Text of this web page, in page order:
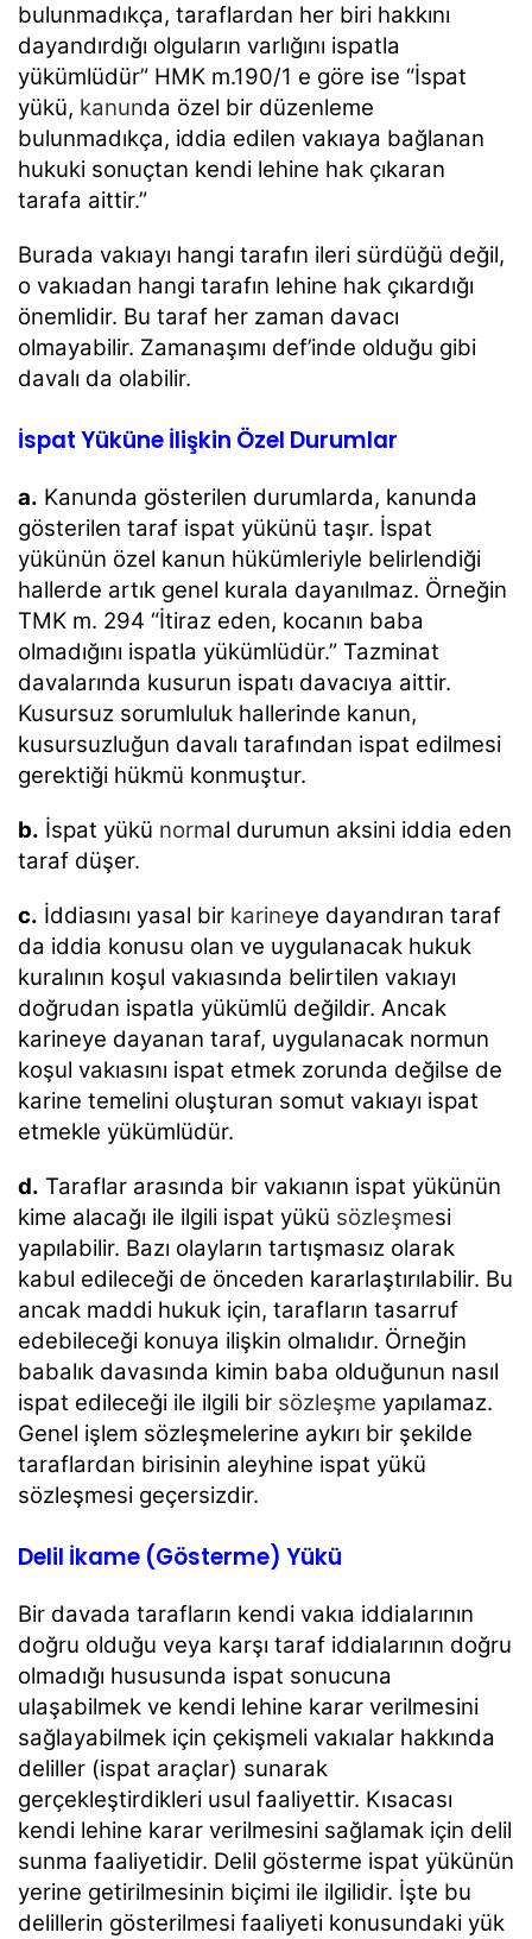
bulunmadıkça, taraflardan her biri hakkını
dayandırdığı olguların varlığını ispatla
yükümlüdür” HMK m.190/1 e göre ise “İspat
yükü, kanunda özel bir düzenleme
bulunmadıkça, iddia edilen vakıaya bağlanan
hukuki sonuçtan kendi lehine hak çıkaran
tarafa aittir.”
Burada vakıayı hangi tarafın ileri sürdüğü değil,
o vakıadan hangi tarafın lehine hak çıkardığı
önemlidir. Bu taraf her zaman davacı
olmayabilir. Zamanaşımı def’inde olduğu gibi
davalı da olabilir.
İspat Yüküne İlişkin Özel Durumlar
a. Kanunda gösterilen durumlarda, kanunda
gösterilen taraf ispat yükünü taşır. İspat
yükünün özel kanun hükümleriyle belirlendiği
hallerde artık genel kurala dayanılmaz. Örneğin
TMK m. 294 “İtiraz eden, kocanın baba
olmadığını ispatla yükümlüdür.” Tazminat
davalarında kusurun ispatı davacıya aittir.
Kusursuz sorumluluk hallerinde kanun,
kusursuzluğun davalı tarafından ispat edilmesi
gerektiği hükmü konmuştur.
b. İspat yükü normal durumun aksini iddia eden
taraf düşer.
c. İddiasını yasal bir karineye dayandıran taraf
da iddia konusu olan ve uygulanacak hukuk
kuralının koşul vakıasında belirtilen vakıayı
doğrudan ispatla yükümlü değildir. Ancak
karineye dayanan taraf, uygulanacak normun
koşul vakıasını ispat etmek zorunda değilse de
karine temelini oluşturan somut vakıayı ispat
etmekle yükümlüdür.
d. Taraflar arasında bir vakıanın ispat yükünün
kime alacağı ile ilgili ispat yükü sözleşmesi
yapılabilir. Bazı olayların tartışmasız olarak
kabul edileceği de önceden kararlaştırılabilir. Bu
ancak maddi hukuk için, tarafların tasarruf
edebileceği konuya ilişkin olmalıdır. Örneğin
babalık davasında kimin baba olduğunun nasıl
ispat edileceği ile ilgili bir sözleşme yapılamaz.
Genel işlem sözleşmelerine aykırı bir şekilde
taraflardan birisinin aleyhine ispat yükü
sözleşmesi geçersizdir.
Delil İkame (Gösterme) Yükü
Bir davada tarafların kendi vakıa iddialarının
doğru olduğu veya karşı taraf iddialarının doğru
olmadığı hususunda ispat sonucuna
ulaşabilmek ve kendi lehine karar verilmesini
sağlayabilmek için çekişmeli vakıalar hakkında
deliller (ispat araçlar) sunarak
gerçekleştirdikleri usul faaliyettir. Kısacası
kendi lehine karar verilmesini sağlamak için delil
sunma faaliyetidir. Delil gösterme ispat yükünün
yerine getirilmesinin biçimi ile ilgilidir. İşte bu
delillerin gösterilmesi faaliyeti konusundaki yük